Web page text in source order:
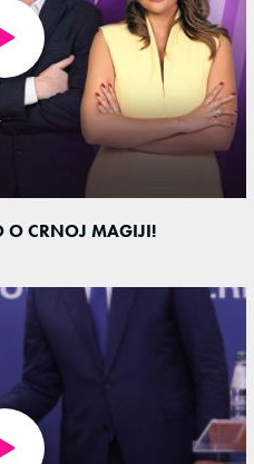
CRNOJ MAGIJI!